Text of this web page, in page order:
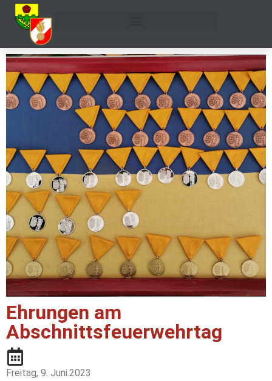
Ehrungen am
Abschnittsfeuerwehrtag
Freitag, 9. Juni.2023